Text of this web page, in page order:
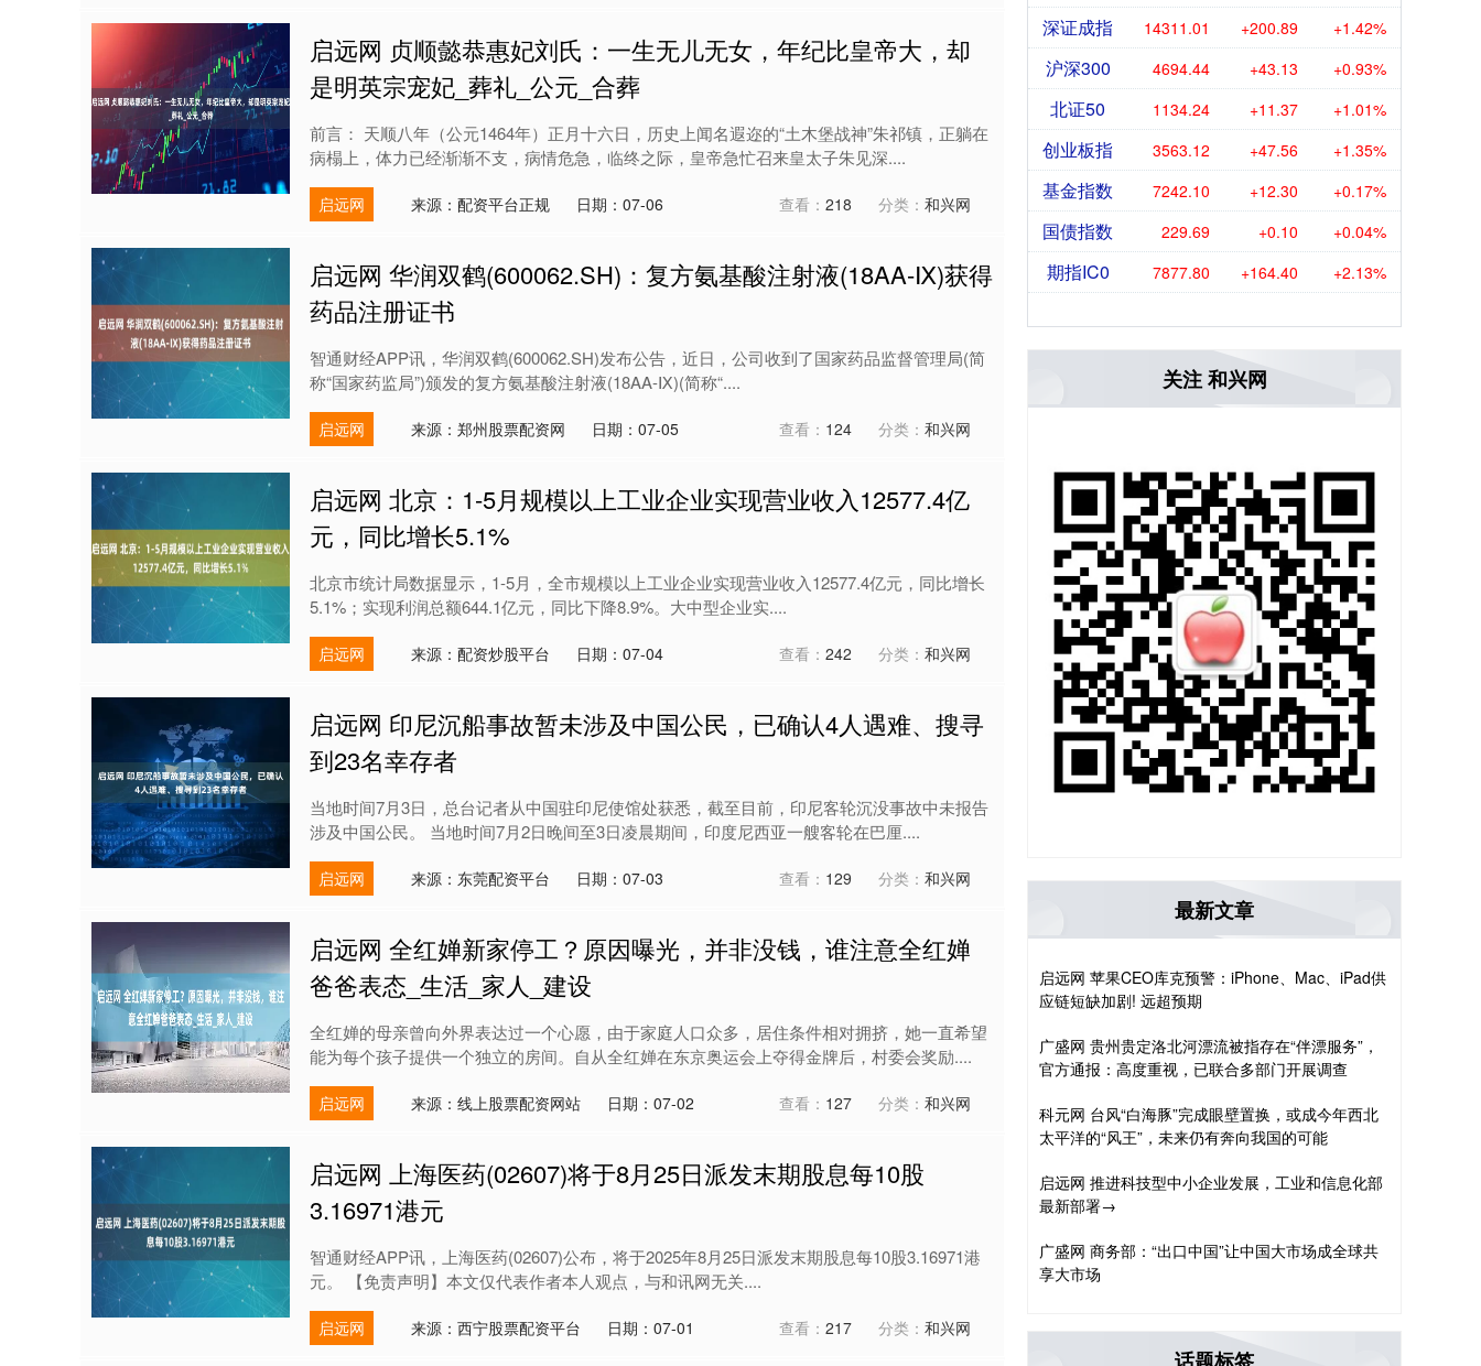
启远网 贞顺懿恭惠妃刘氏：一生无儿无女，年纪比皇帝大，却
是明英宗宠妃_葬礼_公元_合葬
前言： 天顺八年（公元1464年）正月十六日，历史上闻名遐迩的“土木堡战神”朱祁镇，正躺在
病榻上，体力已经渐渐不支，病情危急，临终之际，皇帝急忙召来皇太子朱见深....
启远网 来源：配资平台正规 日期：07-06 查看： 218 分类： 和兴网
启远网 华润双鹤(600062.SH)：复方氨基酸注射液(18AA-Ⅸ)获得
药品注册证书
智通财经APP讯，华润双鹤(600062.SH)发布公告，近日，公司收到了国家药品监督管理局(简
称“国家药监局”)颁发的复方氨基酸注射液(18AA-Ⅸ)(简称“....
启远网 来源：郑州股票配资网 日期：07-05 查看： 124 分类： 和兴网
启远网 北京：1-5月规模以上工业企业实现营业收入12577.4亿
元，同比增长5.1%
北京市统计局数据显示，1-5月，全市规模以上工业企业实现营业收入12577.4亿元，同比增长
5.1%；实现利润总额644.1亿元，同比下降8.9%。大中型企业实....
启远网 来源：配资炒股平台 日期：07-04 查看： 242 分类： 和兴网
启远网 印尼沉船事故暂未涉及中国公民，已确认4人遇难、搜寻
到23名幸存者
当地时间7月3日，总台记者从中国驻印尼使馆处获悉，截至目前，印尼客轮沉没事故中未报告
涉及中国公民。 当地时间7月2日晚间至3日凌晨期间，印度尼西亚一艘客轮在巴厘....
启远网 来源：东莞配资平台 日期：07-03 查看： 129 分类： 和兴网
启远网 全红婵新家停工？原因曝光，并非没钱，谁注意全红婵
爸爸表态_生活_家人_建设
全红婵的母亲曾向外界表达过一个心愿，由于家庭人口众多，居住条件相对拥挤，她一直希望
能为每个孩子提供一个独立的房间。自从全红婵在东京奥运会上夺得金牌后，村委会奖励....
启远网 来源：线上股票配资网站 日期：07-02 查看： 127 分类： 和兴网
启远网 上海医药(02607)将于8月25日派发末期股息每10股
3.16971港元
智通财经APP讯，上海医药(02607)公布，将于2025年8月25日派发末期股息每10股3.16971港
元。 【免责声明】本文仅代表作者本人观点，与和讯网无关....
启远网 来源：西宁股票配资平台 日期：07-01 查看： 217 分类： 和兴网
深证成指 14311.01 +200.89 +1.42%
沪深300 4694.44 +43.13 +0.93%
北证50 1134.24 +11.37 +1.01%
创业板指 3563.12 +47.56 +1.35%
基金指数 7242.10 +12.30 +0.17%
国债指数 229.69 +0.10 +0.04%
期指IC0 7877.80 +164.40 +2.13%
关注 和兴网
最新文章
启远网 苹果CEO库克预警：iPhone、Mac、iPad供
应链短缺加剧! 远超预期
广盛网 贵州贵定洛北河漂流被指存在“伴漂服务”，
官方通报：高度重视，已联合多部门开展调查
科元网 台风“白海豚”完成眼壁置换，或成今年西北
太平洋的“风王”，未来仍有奔向我国的可能
启远网 推进科技型中小企业发展，工业和信息化部
最新部署→
广盛网 商务部：“出口中国”让中国大市场成全球共
享大市场